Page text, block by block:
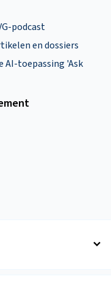
podcast
en dossiers
AI-toepassing 'Ask